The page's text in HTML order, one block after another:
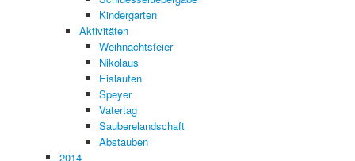
Kindergarten
Aktivitäten
Weihnachtsfeier
Nikolaus
Eislaufen
Speyer
Vatertag
Sauberelandschaft
Abstauben
2014